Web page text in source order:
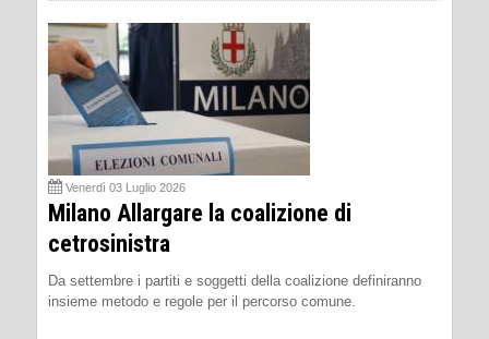
Venerdì 03 Luglio 2026
Milano Allargare la coalizione di
cetrosinistra
Da settembre i partiti e soggetti della coalizione definiranno
insieme metodo e regole per il percorso comune.